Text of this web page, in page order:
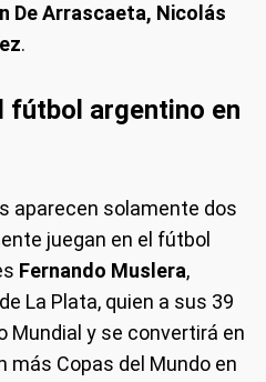
De Arrascaeta, Nicolás
.
fútbol argentino en
aparecen solamente dos
juegan en el fútbol
Fernando Muslera,
La Plata, quien a sus 39
Mundial y se convertirá en
más Copas del Mundo en